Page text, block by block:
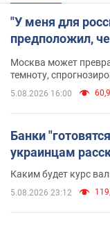
"У меня для
предположил,
Москва может
темноту,
5.08.2026 16:00
Банки
украинцам
Каким будет курс
5.08.2026 23:12